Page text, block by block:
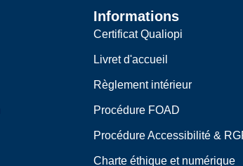
Informations
Certificat Qualiopi
Livret d'accueil
Règlement intérieur
Procédure FOAD
Procédure Accessibilité &
Charte éthique et numérique